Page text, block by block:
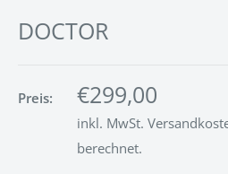
DOCTOR
Preis: Sonderpreis
€299,00
inkl. MwSt.
berechnet.